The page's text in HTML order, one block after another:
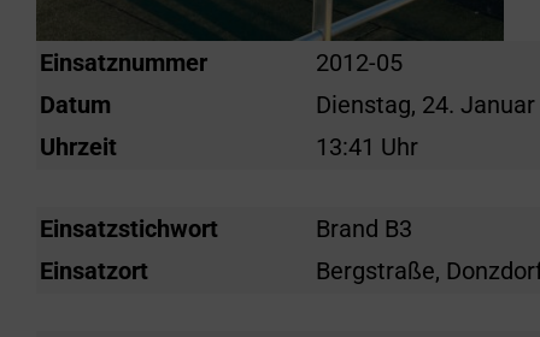
Einsatznummer
2012-05
Datum
Dienstag, 24.
Uhrzeit
13:41 Uhr
Einsatzstichwort
Brand B3
Einsatzort
Bergstraße,